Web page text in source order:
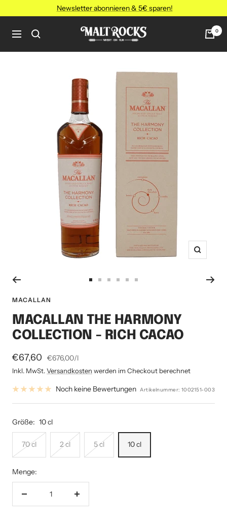
zum
Inhalt
Newsletter abonnieren & 5€ sparen!
Navigation
MALT
ROCKS
0
Zoom
gehen
gehengehengehen
gehengehen
MACALLAN
MACALLAN THE HARMONY
COLLECTION - RICH CACAO
Angebotspreis
€67,60 €676,00/l
Inkl. MwSt.Versandkosten werden im Checkout berechnet
Noch keine Bewertungen Artikelnummer:1002151-003
Größe: 10 cl
70 cl 2 cl 5 cl 10 cl
Menge:
Menge